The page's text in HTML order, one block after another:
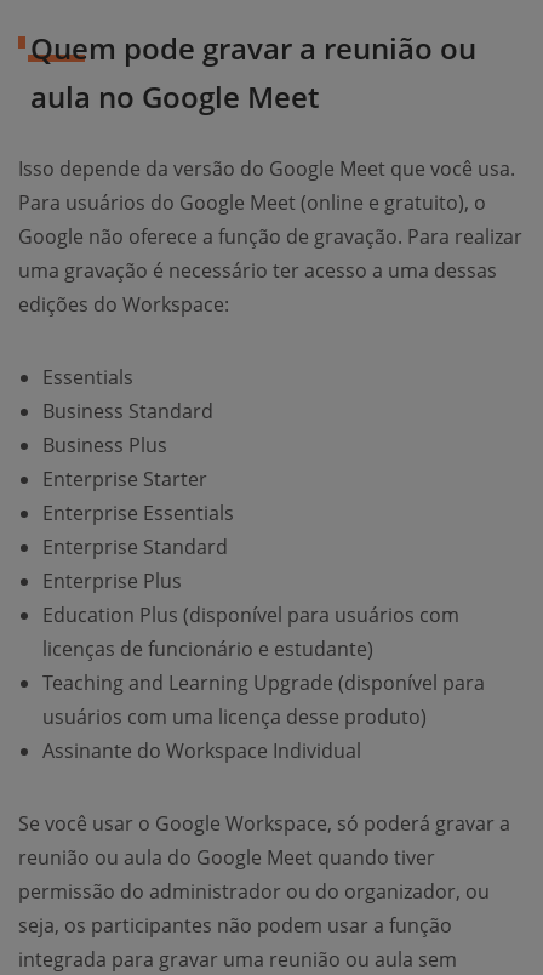
Quem pode gravar a reunião ou
aula no Google Meet
Isso depende da versão do Google Meet que você usa.
Para usuários do Google Meet (online e gratuito), o
Google não oferece a função de gravação. Para realizar
uma gravação é necessário ter acesso a uma dessas
edições do Workspace:
Essentials
Business Standard
Business Plus
Enterprise Starter
Enterprise Essentials
Enterprise Standard
Enterprise Plus
Education Plus (disponível para usuários com
licenças de funcionário e estudante)
Teaching and Learning Upgrade (disponível para
usuários com uma licença desse produto)
Assinante do Workspace Individual
Se você usar o Google Workspace, só poderá gravar a
reunião ou aula do Google Meet quando tiver
permissão do administrador ou do organizador, ou
seja, os participantes não podem usar a função
integrada para gravar uma reunião ou aula sem